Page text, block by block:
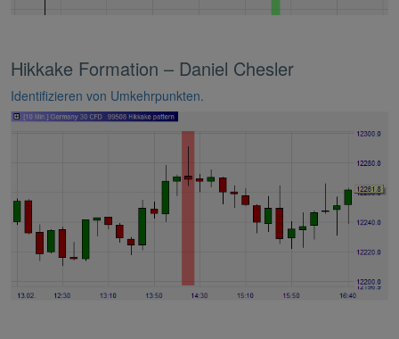
Hikkake Formation – Daniel Chesler
Identifizieren von Umkehrpunkten.